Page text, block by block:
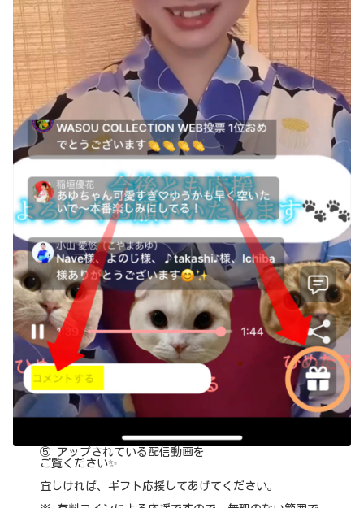
⑤ アップされている配信動画を
ご覧ください✨
宜しければ、ギフト応援してあげてください。